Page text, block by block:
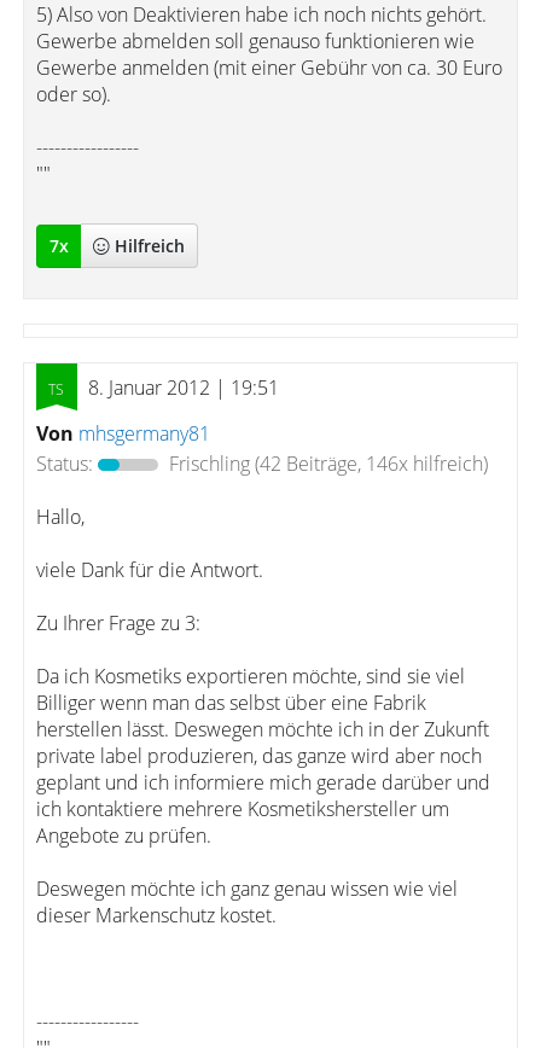
5) Also von Deaktivieren habe ich noch nichts gehört.
Gewerbe abmelden soll genauso funktionieren wie
Gewerbe anmelden (mit einer Gebühr von ca. 30 Euro
oder so).
-----------------
""
7x Hilfreich
8. Januar 2012 | 19:51
Von mhsgermany81
Status:
Frischling(42 Beiträge, 146x hilfreich)
Hallo,
viele Dank für die Antwort.
Zu Ihrer Frage zu 3:
Da ich Kosmetiks exportieren möchte, sind sie viel
Billiger wenn man das selbst über eine Fabrik
herstellen lässt. Deswegen möchte ich in der Zukunft
private label produzieren, das ganze wird aber noch
geplant und ich informiere mich gerade darüber und
ich kontaktiere mehrere Kosmetikshersteller um
Angebote zu prüfen.
Deswegen möchte ich ganz genau wissen wie viel
dieser Markenschutz kostet.
-----------------